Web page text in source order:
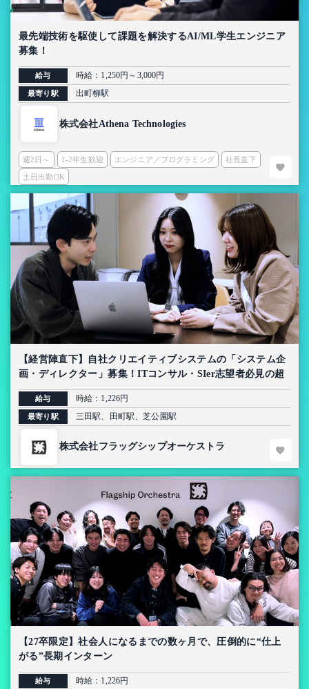
最先端技術を駆使して課題を解決するAI/ML学生エンジニア
募集！
給与 時給：1,250円～3,000円
最寄り駅 出町柳駅
株式会社Athena Technologies
週2日～ 1-2年生歓迎 エンジニア／プログラミング 社長直下
土日出勤OK
【経営陣直下】自社クリエイティブシステムの「システム企
画・ディレクター」募集！ITコンサル・SIer志望者必見の超
上流インターン【AI導入プロジェクト】
給与 時給：1,226円
最寄り駅 三田駅、田町駅、芝公園駅
株式会社フラッグシップオーケストラ
【27卒限定】社会人になるまでの数ヶ月で、圧倒的に“仕上
がる”長期インターン
給与 時給：1,226円